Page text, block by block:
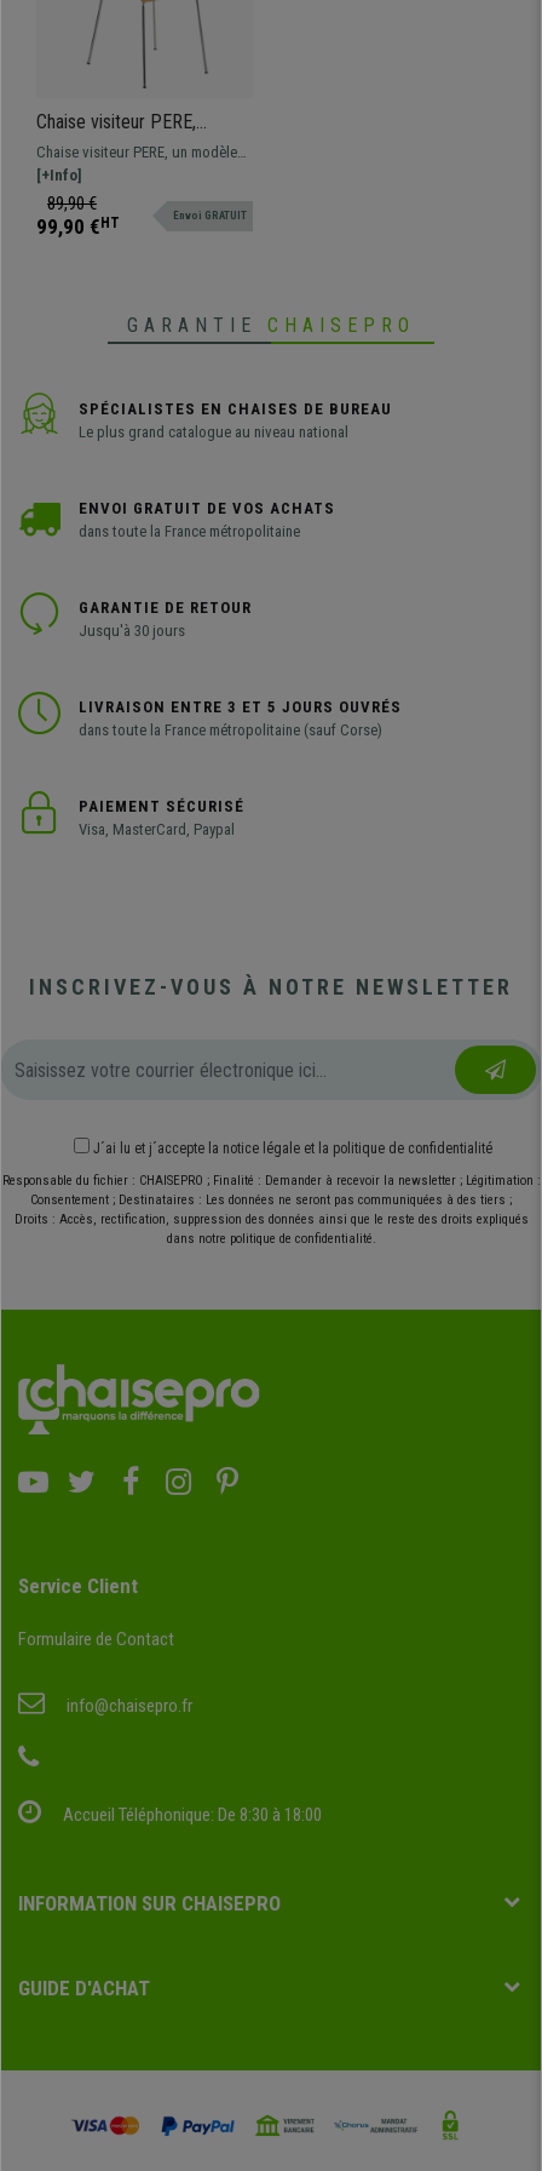
Chaise visiteur PERE,
Piétement Métallique, en
Bois, Marron hêtre
Chaise visiteur PERE, un modèle
aux lignes épurées fabriqué avec
une structure métallique et bois
robuste de l'assise et du dossier.
[+Info]
89,90 €
99,90 € HT Envoi GRATUIT
GARANTIE CHAISEPRO
SPÉCIALISTES EN CHAISES DE BUREAU
Le plus grand catalogue au niveau national
ENVOI GRATUIT DE VOS ACHATS
dans toute la France métropolitaine
GARANTIE DE RETOUR
Jusqu'à 30 jours
LIVRAISON ENTRE 3 ET 5 JOURS OUVRÉS
dans toute la France métropolitaine (sauf Corse)
PAIEMENT SÉCURISÉ
Visa, MasterCard, Paypal
INSCRIVEZ-VOUS À NOTRE NEWSLETTER
J´ai lu et j´accepte la notice légale et la politique de confidentialité
Responsable du fichier : CHAISEPRO ; Finalité : Demander à recevoir la newsletter ; Légitimation :
Consentement ; Destinataires : Les données ne seront pas communiquées à des tiers ;
Droits : Accès, rectification, suppression des données ainsi que le reste des droits expliqués
dans notre politique de confidentialité.
Service Client
Formulaire de Contact
info@chaisepro.fr
Accueil Téléphonique: De 8:30 à 18:00
INFORMATION SUR CHAISEPRO
GUIDE D'ACHAT